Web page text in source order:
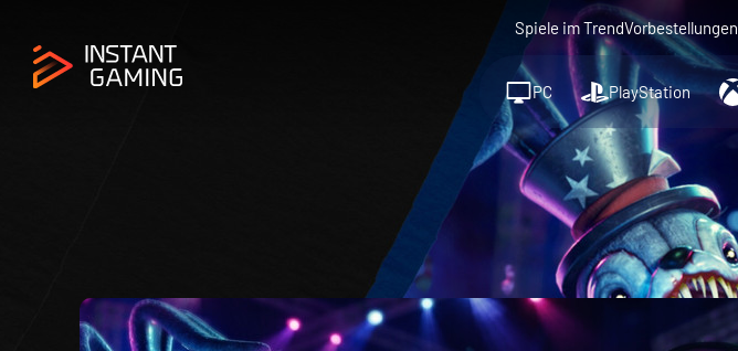
Spiele im TrendVorbestellungen
PC PlayStation